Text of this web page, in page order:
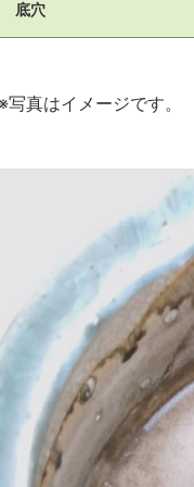
底穴
※写真はイメージです。